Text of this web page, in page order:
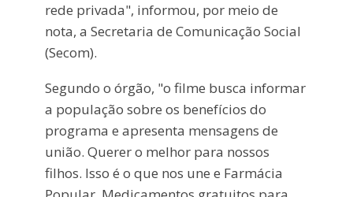
rede privada", informou, por meio de
nota, a Secretaria de Comunicação Social
(Secom).
Segundo o órgão, "o filme busca informar
a população sobre os benefícios do
programa e apresenta mensagens de
união. Querer o melhor para nossos
filhos. Isso é o que nos une e Farmácia